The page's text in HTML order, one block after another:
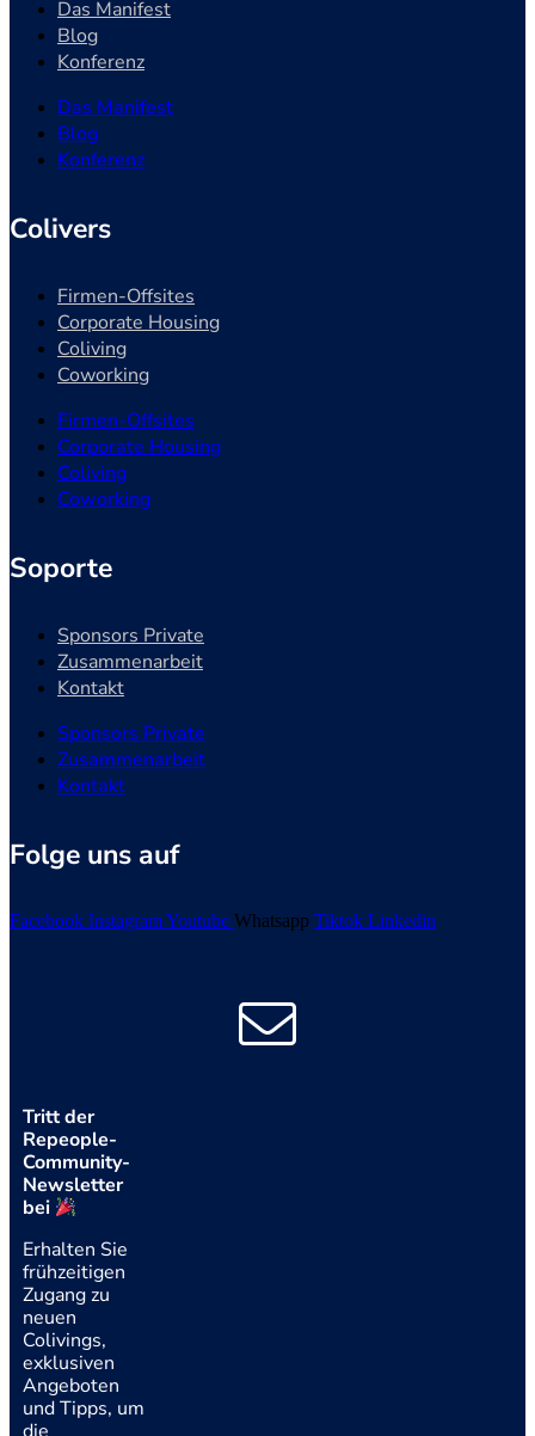
Das Manifest
Blog
Konferenz
Das Manifest
Blog
Konferenz
Colivers
Firmen-Offsites
Corporate Housing
Coliving
Coworking
Firmen-Offsites
Corporate Housing
Coliving
Coworking
Soporte
Sponsors Private
Zusammenarbeit
Kontakt
Sponsors Private
Zusammenarbeit
Kontakt
Folge uns auf
Facebook InstagramYoutube Whatsapp Tiktok Linkedin
Tritt der
Repeople-
Community-
Newsletter
bei
Erhalten Sie
frühzeitigen
Zugang zu
neuen
Colivings,
exklusiven
Angeboten
und Tipps, um